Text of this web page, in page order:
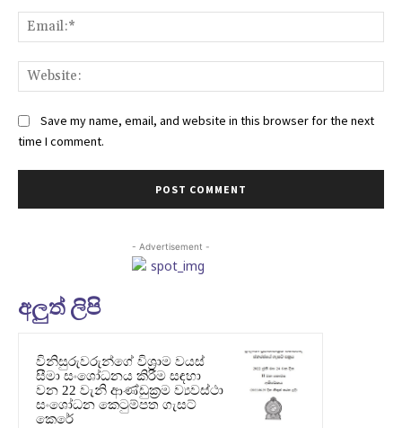
Save my name, email, and website in this browser for the next
time I comment.
- Advertisement -
අලුත් ලිපි
විනිසුරුවරුන්ගේ විශ්‍රාම වයස්
සීමා සංශෝධනය කිරීම සඳහා
වන 22 වැනි ආණ්ඩුක්‍රම ව්‍යවස්ථා
සංශෝධන කෙටුම්පත ගැසට්
කෙරේ